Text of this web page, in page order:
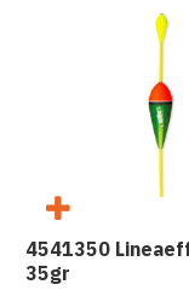
4541350
35gr